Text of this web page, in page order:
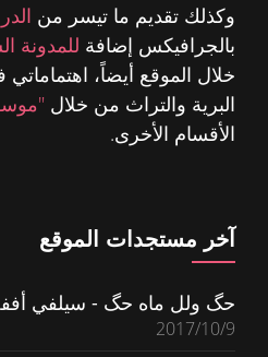
وكذلك تقديم ما تيسر من
بالجرافيكس إضافة للمدونة
خلال الموقع أيضاً، اهتماماتي
البرية والتراث من خلال
الأقسام الأخرى.
آخر مستجدات الموقع
حگ ولل ماه حگ - سيلفي
2017/10/9